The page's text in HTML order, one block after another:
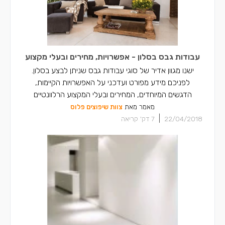
עבודות גבס בסלון - אפשרויות, מחירים ובעלי מקצוע
ישנו מגוון אדיר של סוגי עבודות גבס שניתן לבצע בסלון.
לפניכם מידע מפורט ועדכני על האפשרויות הקיימות,
הדגשים המיוחדים, המחירים ובעלי המקצוע הרלוונטיים
מאמר מאת צוות שיפוצים פלוס
22/04/2018
7 דק' קריאה